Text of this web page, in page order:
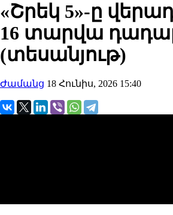
«Շրեկ 5»-ը
16 տարվա
(տեսանյութ)
Ժամանց 18 Հունիս, 2026 15:40